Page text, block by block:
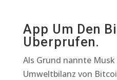
App Um Den
Uberprufen.
Als Grund nannte
Umweltbilanz von